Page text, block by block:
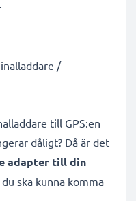
/
till GPS:en
dåligt? Då är det
adapter till din
ska kunna komma